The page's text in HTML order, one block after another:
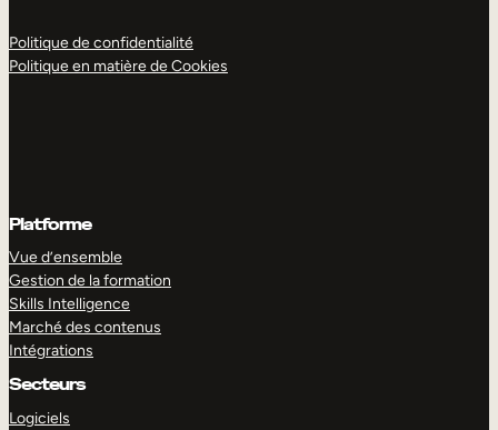
Politique de confidentialité
Politique en matière de Cookies
Platforme
Vue d’ensemble
Gestion de la formation
Skills Intelligence
Marché des contenus
Intégrations
Secteurs
Logiciels